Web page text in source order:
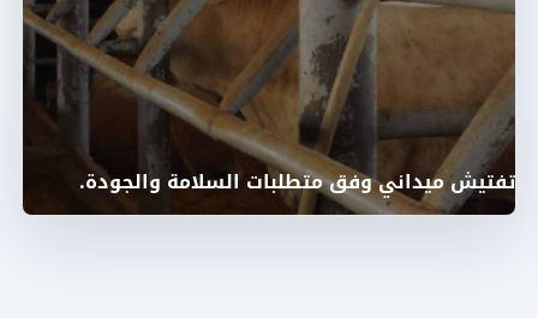
تفتيش ميداني وفق متطلبات السلامة والجودة.